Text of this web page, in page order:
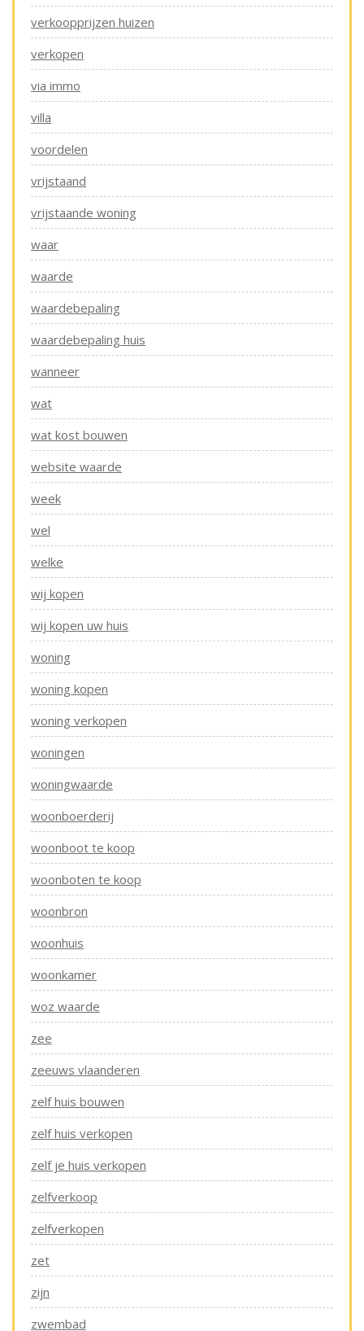
verkoopprijzen huizen
verkopen
via immo
villa
voordelen
vrijstaand
vrijstaande woning
waar
waarde
waardebepaling
waardebepaling huis
wanneer
wat
wat kost bouwen
website waarde
week
wel
welke
wij kopen
wij kopen uw huis
woning
woning kopen
woning verkopen
woningen
woningwaarde
woonboerderij
woonboot te koop
woonboten te koop
woonbron
woonhuis
woonkamer
woz waarde
zee
zeeuws vlaanderen
zelf huis bouwen
zelf huis verkopen
zelf je huis verkopen
zelfverkoop
zelfverkopen
zet
zijn
zwembad